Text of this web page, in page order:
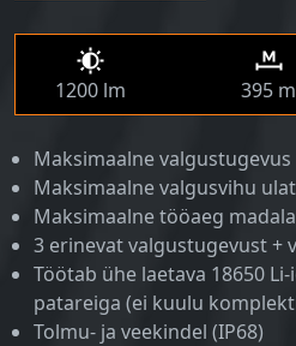
1200 lm 395 m
Maksimaalne
Maksimaalne valgusvihu
Maksimaalne tööaeg
3 erinevat valgustugevust +
Töötab ühe laetava 18650
patareiga (ei kuulu
Tolmu- ja veekindel (IP68)